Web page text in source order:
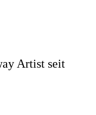
Artist seit